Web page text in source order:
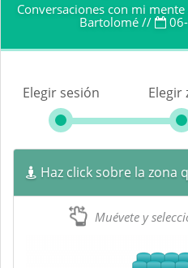
Conversaciones con mi
Bartolomé //
Elegir sesión Elegir
Haz click sobre la zona
Muévete y